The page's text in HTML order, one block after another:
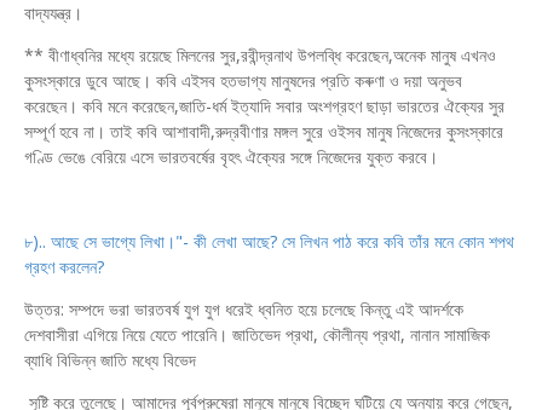
বাদ্যযন্ত্র।
** বীণাধ্বনির মধ্যে রয়েছে মিলনের সুর,রবীন্দ্রনাথ উপলব্ধি করেছেন,অনেক মানুষ এখনও
কুসংস্কারে ডুবে আছে। কবি এইসব হতভাগ্য মানুষদের প্রতি কৰুণা ও দয়া অনুভব
করেছেন। কবি মনে করেছেন,জাতি-ধর্ম ইত্যাদি সবার অংশগ্রহণ ছাড়া ভারতের ঐক্যের সুর
সম্পূর্ণ হবে না। তাই কবি আশাবাদী,রুদ্রবীণার মঙ্গল সুরে ওইসব মানুষ নিজেদের কুসংস্কারে
গণ্ডি ভেঙে বেরিয়ে এসে ভারতবর্ষের বৃহৎ ঐক্যের সঙ্গে নিজেদের যুক্ত করবে।
৮).. আছে সে ভাগ্যে লিখা।"- কী লেখা আছে? সে লিখন পাঠ করে কবি তাঁর মনে কোন শপথ
গ্রহণকরলেন?
উত্তর: সম্পদে ভরা ভারতবর্ষ যুগ যুগ ধরেই ধ্বনিত হয়ে চলেছে কিন্তু এই আদর্শকে
দেশবাসীরা এগিয়ে নিয়ে যেতে পারেনি। জাতিভেদ প্রথা, কৌলীন্য প্রথা, নানান সামাজিক
ব্যাধি বিভিন্ন জাতি মধ্যে বিভেদ
সৃষ্টি করে তুলেছে। আমাদের পূর্বপুরুষেরা মানুষে মানুষে বিচ্ছেদ ঘটিয়ে যে অন্যায় করে গেছেন,